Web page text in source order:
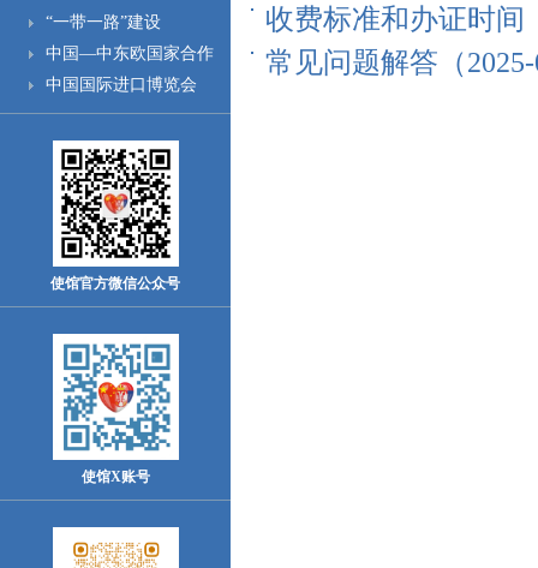
“一带一路”建设
中国—中东欧国家合作
中国国际进口博览会
使馆官方微信公众号
使馆X账号
收费标准和办证时间
常见问题解答（